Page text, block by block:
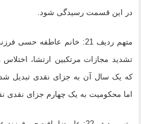
در این قسمت رسیدگی شود.
که یک سال آن به جزای نقدی تبدیل
اما محکومیت به یک چهارم جزای